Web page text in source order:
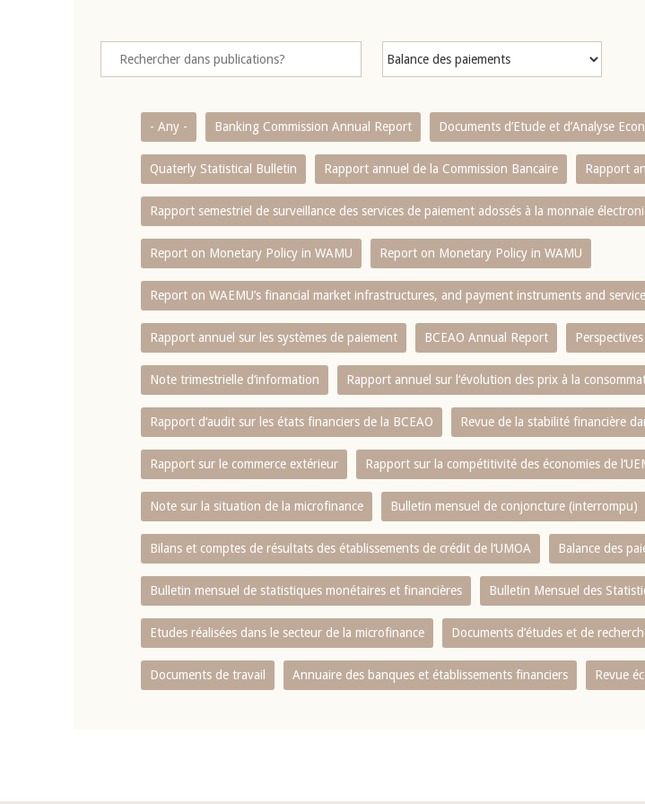
- Any - Banking Commission Annual Report Documents d’Etude et d’Analyse
Quaterly Statistical Bulletin Rapport annuel de la Commission Bancaire Rapport
Rapport semestriel de surveillance des services de paiement adossés à la monnaie
Report on Monetary Policy in WAMU Report on Monetary Policy in WAMU
Report on WAEMU’s financial market infrastructures, and payment instruments and
Rapport annuel sur les systèmes de paiement BCEAO Annual Report
Note trimestrielle d‘information Rapport annuel sur l‘évolution des prix à la
Rapport d‘audit sur les états financiers de la BCEAO Revue de la stabilité financière
Rapport sur le commerce extérieur Rapport sur la compétitivité des économies de
Note sur la situation de la microfinance Bulletin mensuel de conjoncture (interrompu)
Bilans et comptes de résultats des établissements de crédit de l‘UMOA Balance des
Bulletin mensuel de statistiques monétaires et financières Bulletin Mensuel des
Etudes réalisées dans le secteur de la microfinance Documents d’études et de
Documents de travail Annuaire des banques et établissements financiers Revue